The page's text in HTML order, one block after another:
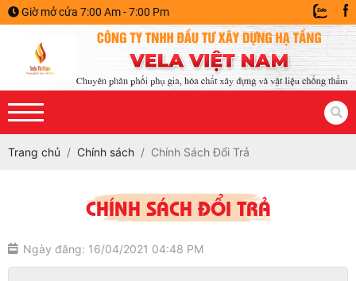
Giờ mở cửa 7:00 Am - 7:00 Pm
Trang chủ Chính sách Chính Sách Đổi Trả
CHÍNH SÁCH ĐỔI TRẢ
Ngày đăng: 16/04/2021 04:48 PM